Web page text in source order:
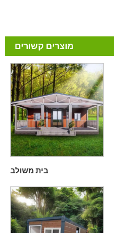
מוצרים קשורים
בית משולב